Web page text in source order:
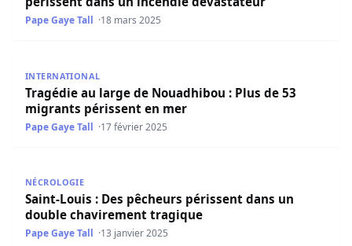
Pape Gaye Tall 18 mars 2025
INTERNATIONAL
Tragédie au large de Nouadhibou : Plus de 53
migrants périssent en mer
Pape Gaye Tall 17 février 2025
NÉCROLOGIE
Saint-Louis : Des pêcheurs périssent dans un
double chavirement tragique
Pape Gaye Tall 13 janvier 2025